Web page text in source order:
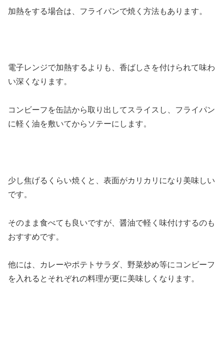
加熱をする場合は、フライパンで焼く方法もあります。
電子レンジで加熱するよりも、香ばしさを付けられて味わ
い深くなります。
コンビーフを缶詰から取り出してスライスし、フライパン
に軽く油を敷いてからソテーにします。
少し焦げるくらい焼くと、表面がカリカリになり美味しい
です。
そのまま食べても良いですが、醤油で軽く味付けするのも
おすすめです。
他には、カレーやポテトサラダ、野菜炒め等にコンビーフ
を入れるとそれぞれの料理が更に美味しくなります。